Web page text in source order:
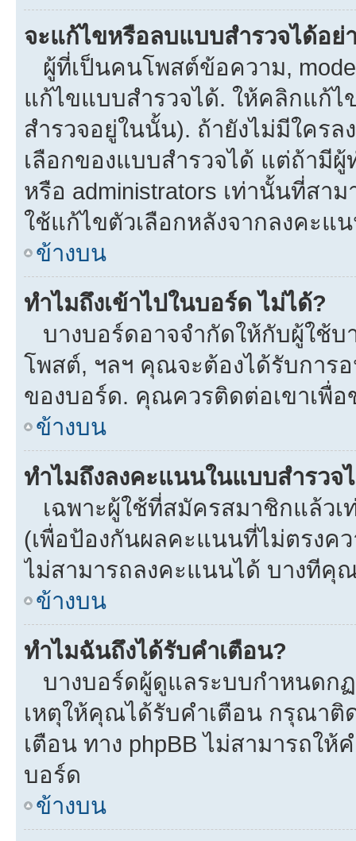
จะแก้ไขหรือลบแบบสำรวจได้อย่
ผู้ที่เป็นคนโพสต์ข้อความ,
แก้ไขแบบสำรวจได้. ให้คลิกแก้
สำรวจอยู่ในนั้น). ถ้ายังไม่มีใคร
เลือกของแบบสำรวจได้ แต่ถ้ามีผู้
หรือ administrators เท่านั้นที่สา
ใช้แก้ไขตัวเลือกหลังจากลงคะแ
ข้างบน
ทำไมถึงเข้าไปในบอร์ด ไม่ได้?
บางบอร์ดอาจจำกัดให้กับผู้ใช้บ
โพสต์, ฯลฯ คุณจะต้องได้รับการ
ของบอร์ด. คุณควรติดต่อเขาเพื่
ข้างบน
ทำไมถึงลงคะแนนในแบบสำรวจ
เฉพาะผู้ใช้ที่สมัครสมาชิกแล้ว
(เพื่อป้องกันผลคะแนนที่ไม่ตรงค
ไม่สามารถลงคะแนนได้ บางทีคุ
ข้างบน
ทำไมฉันถึงได้รับคำเตือน?
บางบอร์ดผู้ดูแลระบบกำหนดก
เหตุให้คุณได้รับคำเตือน กรุณา
เตือน ทาง phpBB ไม่สามารถใ
บอร์ด
ข้างบน